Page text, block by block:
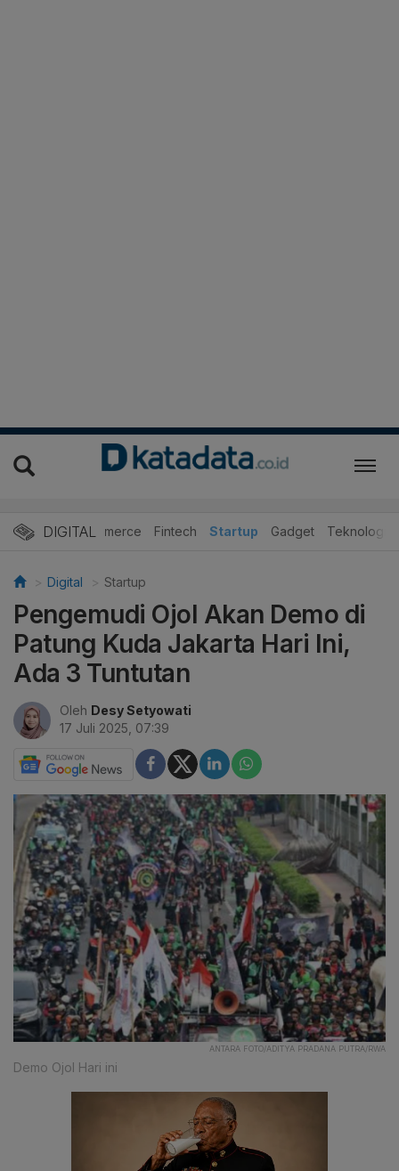
DIGITAL
E-Commerce Fintech Startup Gadget Teknologi
Digital Startup
Pengemudi Ojol Akan Demo di
Patung Kuda Jakarta Hari Ini,
Ada 3 Tuntutan
Oleh Desy Setyowati
17 Juli 2025, 07:39
ANTARA FOTO/ADITYA PRADANA PUTRA/RWA
Demo Ojol Hari ini